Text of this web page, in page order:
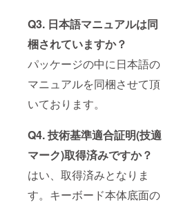
Q3. 日本語マニュアルは同
梱されていますか？
パッケージの中に日本語の
マニュアルを同梱させて頂
いております。
Q4. 技術基準適合証明(技適
マーク)取得済みですか？
はい、取得済みとなりま
す。キーボード本体底面の